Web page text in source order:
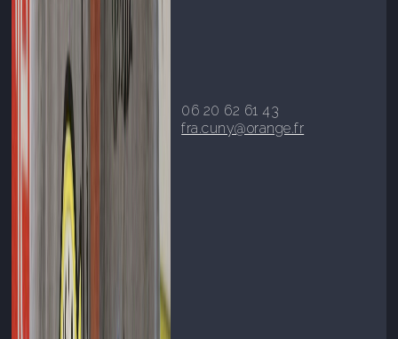
06 20 62 61 43
fra.cuny@orange.fr